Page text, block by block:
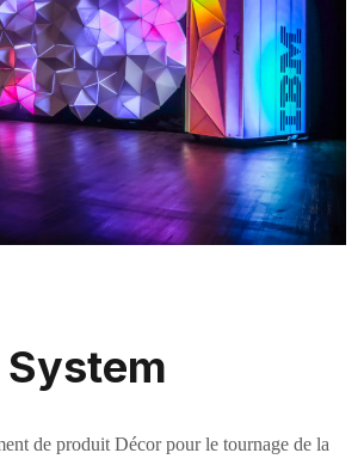
System
de produit Décor pour le tournage de la